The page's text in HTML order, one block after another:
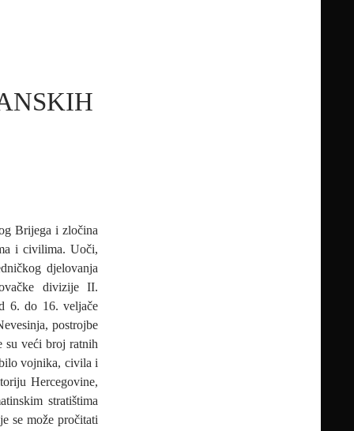
Brijega i zločina
i civilima. Uoči,
djelovanja
divizije II.
6. do 16. veljače
postrojbe
su veći broj ratnih
vojnika, civila i
Hercegovine,
stratištima
se može pročitati